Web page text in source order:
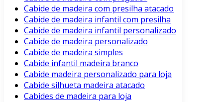
Cabide de madeira com presilha atacado
Cabide de madeira infantil com presilha
Cabide de madeira infantil personalizado
Cabide de madeira personalizado
Cabide de madeira simples
Cabide infantil madeira branco
Cabide madeira personalizado para loja
Cabide silhueta madeira atacado
Cabides de madeira para loja